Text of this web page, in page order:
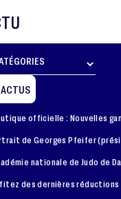
nationale de Judo de
des dernières